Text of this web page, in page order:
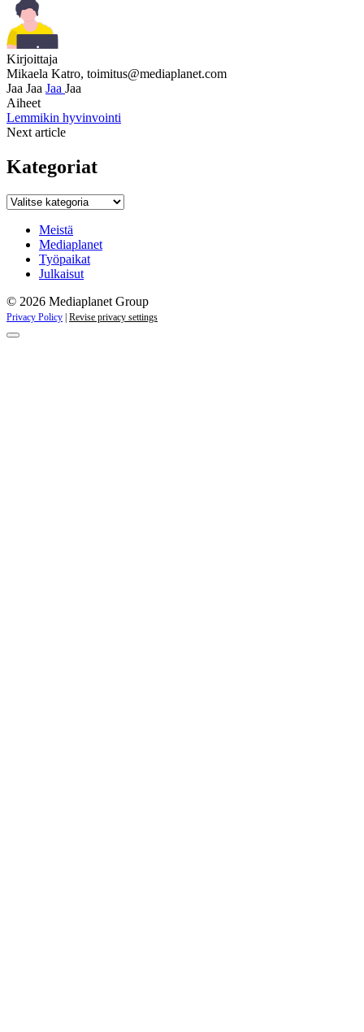
Kirjoittaja
Mikaela Katro, toimitus@mediaplanet.com
Jaa Jaa Jaa Jaa
Aiheet
Lemmikin hyvinvointi
Next article
Kategoriat
Kategoriat
Meistä
Mediaplanet
Työpaikat
Julkaisut
© 2026 Mediaplanet Group
Privacy Policy Revise privacy settings